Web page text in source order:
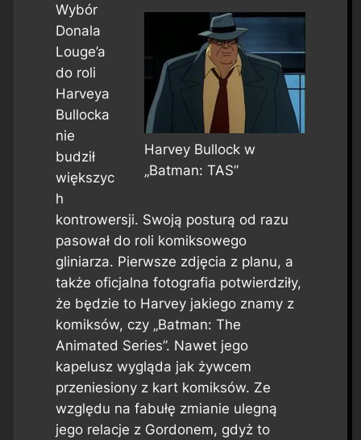
Harvey Bullock w
„Batman: TAS”
Wybór
Donala
Louge’a
do roli
Harveya
Bullocka
nie
budził
większyc
h
kontrowersji. Swoją posturą od razu
pasował do roli komiksowego
gliniarza. Pierwsze zdjęcia z planu, a
także oficjalna fotografia potwierdziły,
że będzie to Harvey jakiego znamy z
komiksów, czy „Batman: The
Animated Series”. Nawet jego
kapelusz wygląda jak żywcem
przeniesiony z kart komiksów. Ze
względu na fabułę zmianie ulegną
jego relacje z Gordonem, gdyż to